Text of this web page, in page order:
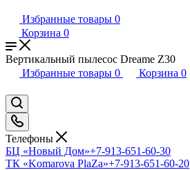
Избранные товары 0
Корзина 0
Вертикальный пылесос Dreame Z30
Избранные товары 0 Корзина 0
Телефоны
БЦ «Новый Дом»+7-913-651-60-30
ТК «Komarova PlaZa»+7-913-651-60-20